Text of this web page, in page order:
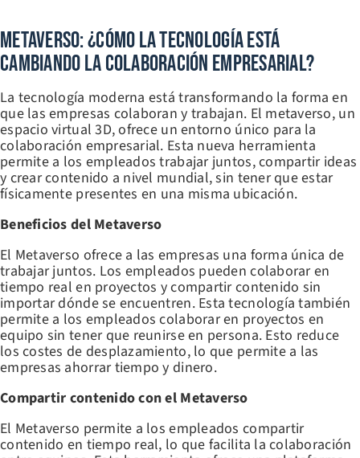
Metaverso: ¿Cómo La Tecnología Está
Cambiando La Colaboración Empresarial?
La tecnología moderna está transformando la forma en
que las empresas colaboran y trabajan. El metaverso, un
espacio virtual 3D, ofrece un entorno único para la
colaboración empresarial. Esta nueva herramienta
permite a los empleados trabajar juntos, compartir ideas
y crear contenido a nivel mundial, sin tener que estar
físicamente presentes en una misma ubicación.
Beneficios del Metaverso
El Metaverso ofrece a las empresas una forma única de
trabajar juntos. Los empleados pueden colaborar en
tiempo real en proyectos y compartir contenido sin
importar dónde se encuentren. Esta tecnología también
permite a los empleados colaborar en proyectos en
equipo sin tener que reunirse en persona. Esto reduce
los costes de desplazamiento, lo que permite a las
empresas ahorrar tiempo y dinero.
Compartir contenido con el Metaverso
El Metaverso permite a los empleados compartir
contenido en tiempo real, lo que facilita la colaboración